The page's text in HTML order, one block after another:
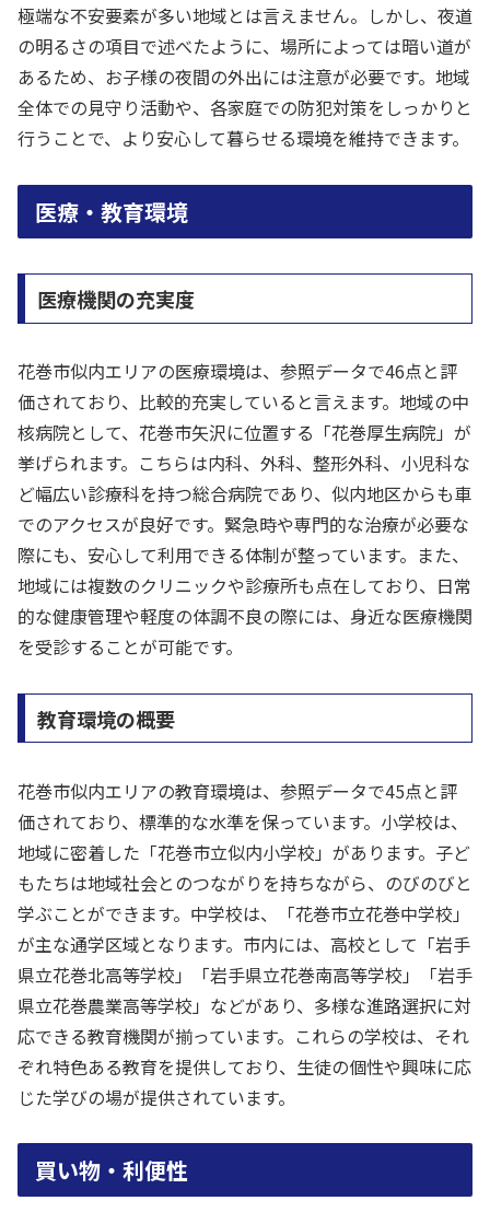
極端な不安要素が多い地域とは言えません。しかし、夜道
の明るさの項目で述べたように、場所によっては暗い道が
あるため、お子様の夜間の外出には注意が必要です。地域
全体での見守り活動や、各家庭での防犯対策をしっかりと
行うことで、より安心して暮らせる環境を維持できます。
医療・教育環境
医療機関の充実度
花巻市似内エリアの医療環境は、参照データで46点と評
価されており、比較的充実していると言えます。地域の中
核病院として、花巻市矢沢に位置する「花巻厚生病院」が
挙げられます。こちらは内科、外科、整形外科、小児科な
ど幅広い診療科を持つ総合病院であり、似内地区からも車
でのアクセスが良好です。緊急時や専門的な治療が必要な
際にも、安心して利用できる体制が整っています。また、
地域には複数のクリニックや診療所も点在しており、日常
的な健康管理や軽度の体調不良の際には、身近な医療機関
を受診することが可能です。
教育環境の概要
花巻市似内エリアの教育環境は、参照データで45点と評
価されており、標準的な水準を保っています。小学校は、
地域に密着した「花巻市立似内小学校」があります。子ど
もたちは地域社会とのつながりを持ちながら、のびのびと
学ぶことができます。中学校は、「花巻市立花巻中学校」
が主な通学区域となります。市内には、高校として「岩手
県立花巻北高等学校」「岩手県立花巻南高等学校」「岩手
県立花巻農業高等学校」などがあり、多様な進路選択に対
応できる教育機関が揃っています。これらの学校は、それ
ぞれ特色ある教育を提供しており、生徒の個性や興味に応
じた学びの場が提供されています。
買い物・利便性